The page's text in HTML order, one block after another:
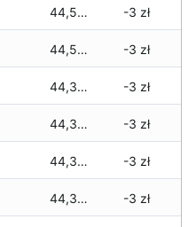
44,530 zł -3 zł
44,530 zł -3 zł
44,390 zł -3 zł
44,390 zł -3 zł
44,370 zł -3 zł
44,330 zł -3 zł